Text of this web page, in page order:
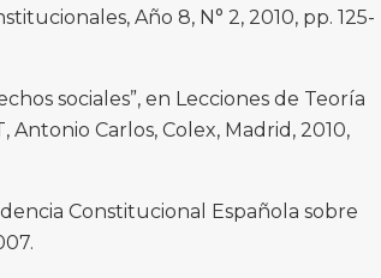
Año 8, N° 2, 2010, pp. 125-
sociales”, en Lecciones de Teoría
Antonio Carlos, Colex, Madrid, 2010,
Constitucional Española sobre